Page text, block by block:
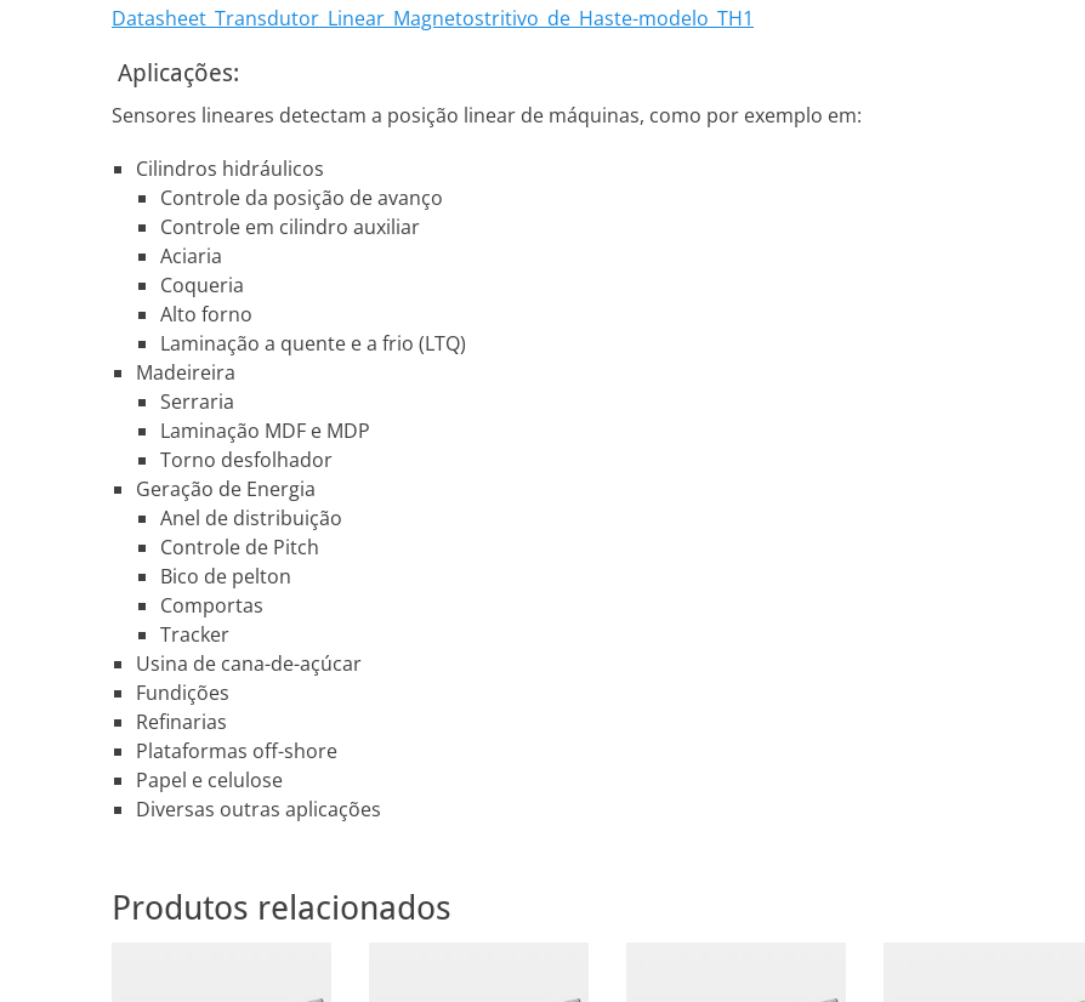
Datasheet_Transdutor_Linear_Magnetostritivo_de_Haste-modelo_TH1
Aplicações:
Sensores lineares detectam a posição linear de máquinas, como por exemplo em:
Cilindros hidráulicos
Controle da posição de avanço
Controle em cilindro auxiliar
Aciaria
Coqueria
Alto forno
Laminação a quente e a frio (LTQ)
Madeireira
Serraria
Laminação MDF e MDP
Torno desfolhador
Geração de Energia
Anel de distribuição
Controle de Pitch
Bico de pelton
Comportas
Tracker
Usina de cana-de-açúcar
Fundições
Refinarias
Plataformas off-shore
Papel e celulose
Diversas outras aplicações
Produtos relacionados